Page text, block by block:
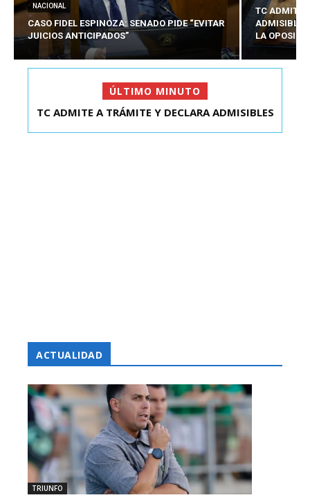
NACIONAL
CASO FIDEL ESPINOZA: SENADO PIDE “EVITAR
JUICIOS ANTICIPADOS”
TC ADMITE
ADMISIBLES
LA
ÚLTIMO MINUTO
EXDIPUTADO LAVÍN SALIÓ DE CAPITÁN YÁBER
TC ADMITE A TRÁMITE Y DECLARA ADMISIBLES
ACTUALIDAD
TRIUNFO